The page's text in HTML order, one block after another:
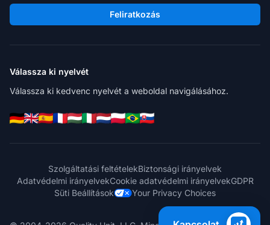
Feliratkozás
Válassza ki nyelvét
Válassza ki kedvenc nyelvét a weboldal navigálásához.
Szolgáltatási feltételekBiztonsági irányelvek
Adatvédelmi irányelvekCookie adatvédelmi irányelvekGDPR
Süti Beállítások
Your Privacy Choices